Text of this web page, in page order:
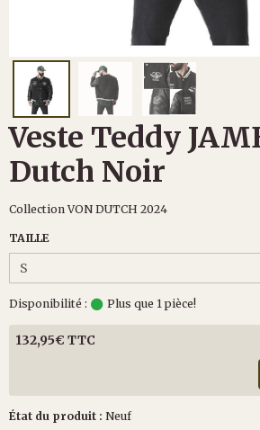
Veste Teddy
Dutch Noir
Collection VON DUTCH 2024
TAILLE
Disponibilité : Plus que 1 pièce!
132,95€ TTC
État du produit : Neuf